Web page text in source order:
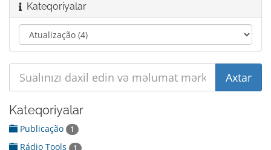
Kateqoriyalar
Kateqoriyalar
Publicação 1
Rádio Tools 1